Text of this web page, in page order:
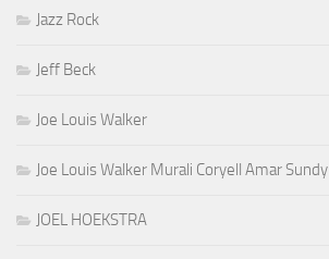
Jazz Rock
Jeff Beck
Joe Louis Walker
Joe Louis Walker Murali Coryell Amar Sundy
JOEL HOEKSTRA